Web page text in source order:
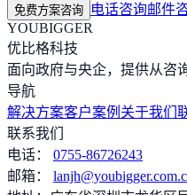
免费方案咨询 电话咨询邮件
YOUBIGGER
优比格科技
面向政府与央企，提供从咨
导航
解决方案客户案例 关于我们
联系我们
电话：
0755-86726243
邮箱：